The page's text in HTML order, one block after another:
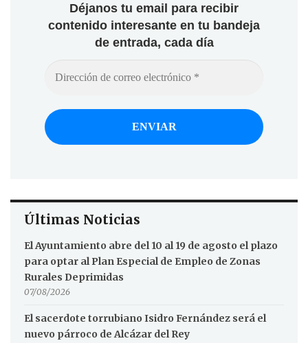
Déjanos tu email para recibir
contenido interesante en tu bandeja
de entrada, cada día
Últimas Noticias
El Ayuntamiento abre del 10 al 19 de agosto el plazo
para optar al Plan Especial de Empleo de Zonas
Rurales Deprimidas
07/08/2026
El sacerdote torrubiano Isidro Fernández será el
nuevo párroco de Alcázar del Rey